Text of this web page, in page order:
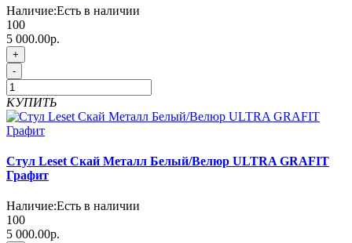
Наличие:Есть в наличии
100
5 000.00р.
+
-
КУПИТЬ
Стул Leset Скай Металл Белый/Велюр ULTRA GRAFIT
Графит
Наличие:Есть в наличии
100
5 000.00р.